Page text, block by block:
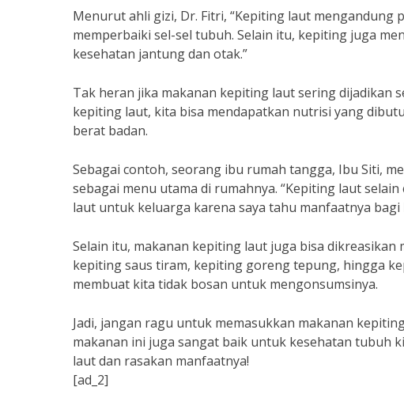
Menurut ahli gizi, Dr. Fitri, “Kepiting laut
memperbaiki sel-sel tubuh. Selain itu, kepiting juga
kesehatan jantung dan otak.”
Tak heran jika makanan kepiting laut sering dijadikan
kepiting laut, kita bisa mendapatkan nutrisi yang
berat badan.
Sebagai contoh, seorang ibu rumah tangga, Ibu Siti,
sebagai menu utama di rumahnya. “Kepiting laut
laut untuk keluarga karena saya tahu manfaatnya bagi
Selain itu, makanan kepiting laut juga bisa dikreasikan
kepiting saus tiram, kepiting goreng tepung, hingga
membuat kita tidak bosan untuk mengonsumsinya.
Jadi, jangan ragu untuk memasukkan makanan
makanan ini juga sangat baik untuk kesehatan tubuh
laut dan rasakan manfaatnya!
[ad_2]